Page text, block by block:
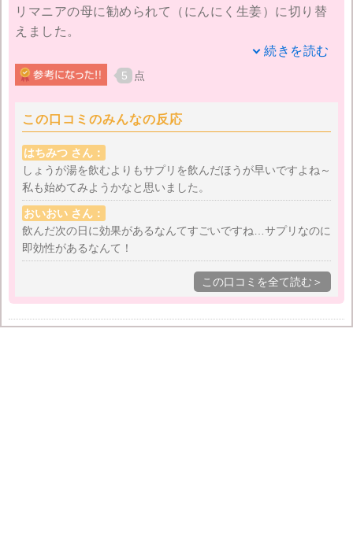
リマニアの母に勧められて（にんにく生姜）に切り替
えました。
最初は、飲むのにためらいがあったんです…。生姜が
入っているから冷え性にいいのはわかるんだけど、に
んにくっていうのがちょっと…。にんにくの臭いをプ
ンプンさせながら仕事には行きたくなかったし…。と
りあえず試しに飲んでみたら、臭いがない！にんにく
サプリなのに、あの臭いはどこへ…笑
そして飲んだ次の日、身体がぽかぽかしてるのに気付
きました。最初は熱でもあるのかな？って勘違いしち
ゃいましたけど…笑
毎日飲み続けていたら代謝もアップしてなんだか体重
も落ちてる！これは一番嬉しかったかも！さずがサプ
リマニアの母が勧めてくれた甲斐あって、生姜とにん
続きを読む
5 点
この口コミのみんなの反応
はちみつ さん：
しょうが湯を飲むよりもサプリを飲んだほうが早いですよね～
私も始めてみようかなと思いました。
おいおい さん：
飲んだ次の日に効果があるなんてすごいですね…サプリなのに
即効性があるなんて！
この口コミを全て読む＞